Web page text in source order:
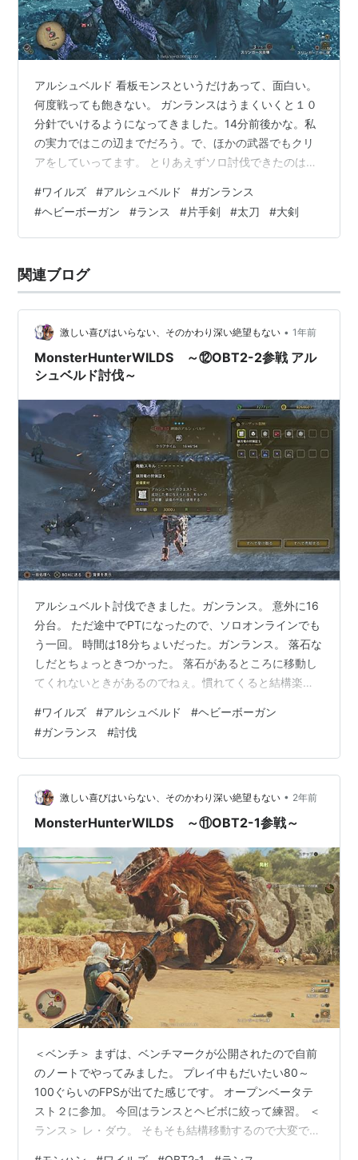
アルシュベルド 看板モンスというだけあって、面白い。
何度戦っても飽きない。 ガンランスはうまくいくと１０
分針でいけるようになってきました。14分前後かな。私
の実力ではこの辺までだろう。で、ほかの武器でもクリ
アをしていってます。 とりあえずソロ討伐できたのは、
ビーボーガン ランス 片手剣 太刀 大剣 アルシュベルドと
レダウと遊んでます。 それでわ！
#ワイルズ #アルシュベルド #ガンランス
#ヘビーボーガン #ランス #片手剣 #太刀 #大剣
関連ブログ
激しい喜びはいらない、そのかわり深い絶望もない • 1年前
MonsterHunterWILDS ～⑫OBT2-2参戦 アル
シュベルド討伐～
アルシュベルト討伐できました。ガンランス。 意外に16
分台。 ただ途中でPTになったので、ソロオンラインでも
う一回。 時間は18分ちょいだった。ガンランス。 落石な
しだとちょっときつかった。 落石があるところに移動し
てくれないときがあるのでねぇ。慣れてくると結構楽し
が看板。 次はヘビボ ２乙だったが、何とかクリア。 ガ
ンスよりヘビボのがちょっと楽な感じがする。 そのあと
ランス。 弱っているの声掛け。足を引きづっていたけ
ど、倒せず。 時間切れ。 ４乙してたせいかな、時間を無
駄にしてしまったってところかね。 落石なしだったので
うまくいけば倒せる気は…
#ワイルズ #アルシュベルド #ヘビーボーガン
#ガンランス #討伐
激しい喜びはいらない、そのかわり深い絶望もない • 2年前
MonsterHunterWILDS ～⑪OBT2-1参戦～
＜ベンチ＞ まずは、ベンチマークが公開されたので自前
のノートでやってみました。 プレイ中もだいたい80～
100ぐらいのFPSが出てた感じです。 オープンベータテ
スト２に参加。 今回はランスとヘビボに絞って練習。 ＜
ランス＞ レ・ダウ。 そもそも結構移動するので大変です